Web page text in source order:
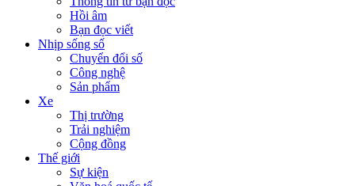
Hồi âm
Bạn đọc viết
Nhịp sống số
Chuyển đổi số
Công nghệ
Sản phẩm
Xe
Thị trường
Trải nghiệm
Cộng đồng
Thế giới
Sự kiện